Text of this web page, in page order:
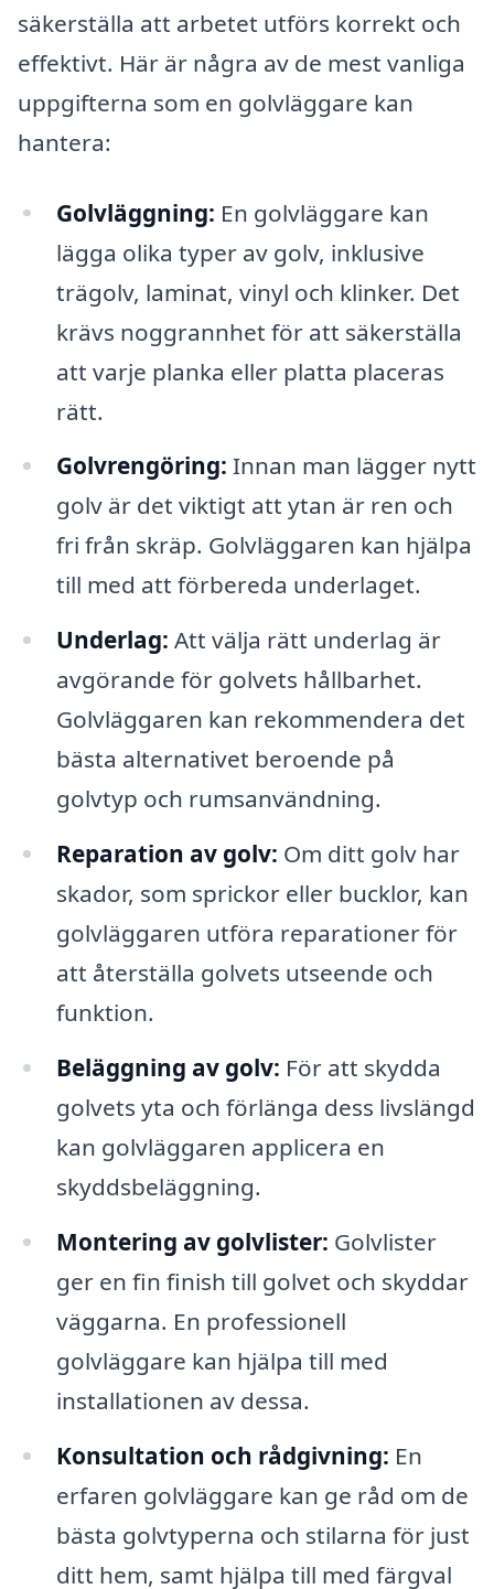
säkerställa att arbetet utförs korrekt och
effektivt. Här är några av de mest vanliga
uppgifterna som en golvläggare kan
hantera:
Golvläggning: En golvläggare kan
lägga olika typer av golv, inklusive
trägolv, laminat, vinyl och klinker. Det
krävs noggrannhet för att säkerställa
att varje planka eller platta placeras
rätt.
Golvrengöring: Innan man lägger nytt
golv är det viktigt att ytan är ren och
fri från skräp. Golvläggaren kan hjälpa
till med att förbereda underlaget.
Underlag: Att välja rätt underlag är
avgörande för golvets hållbarhet.
Golvläggaren kan rekommendera det
bästa alternativet beroende på
golvtyp och rumsanvändning.
Reparation av golv: Om ditt golv har
skador, som sprickor eller bucklor, kan
golvläggaren utföra reparationer för
att återställa golvets utseende och
funktion.
Beläggning av golv: För att skydda
golvets yta och förlänga dess livslängd
kan golvläggaren applicera en
skyddsbeläggning.
Montering av golvlister: Golvlister
ger en fin finish till golvet och skyddar
väggarna. En professionell
golvläggare kan hjälpa till med
installationen av dessa.
Konsultation och rådgivning: En
erfaren golvläggare kan ge råd om de
bästa golvtyperna och stilarna för just
ditt hem, samt hjälpa till med färgval